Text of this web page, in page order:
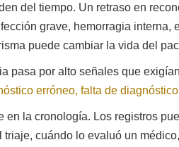
del tiempo. Un retraso en
grave, hemorragia interna,
puede cambiar la vida del
pasa por alto señales que
erróneo, falta de
en la cronología. Los registros
cuándo lo evaluó un